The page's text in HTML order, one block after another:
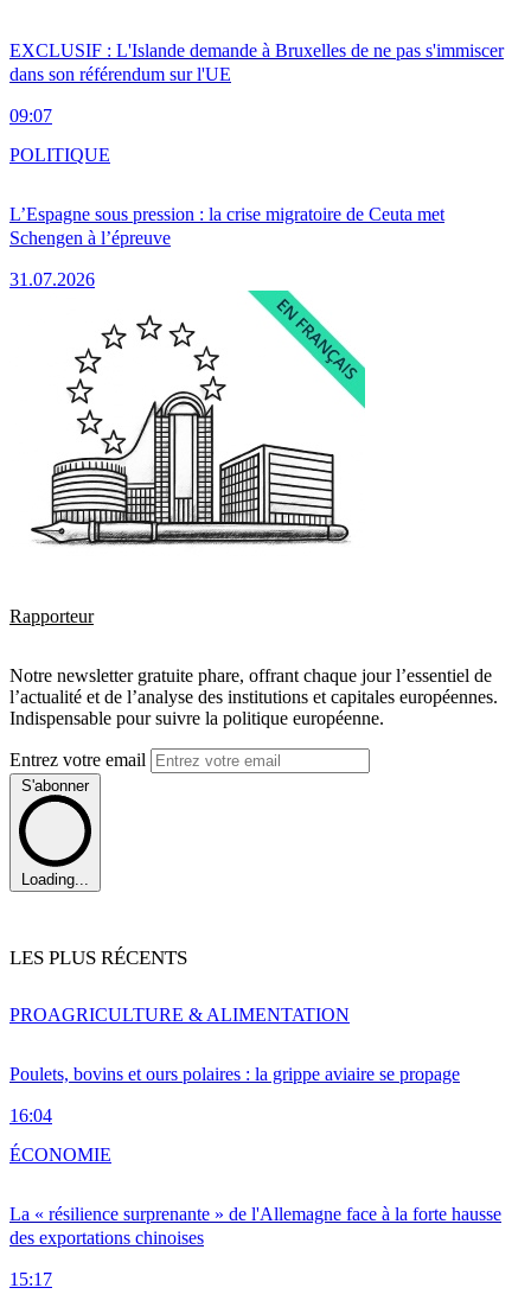
EXCLUSIF : L'Islande demande à Bruxelles de ne pas s'immiscer
dans son référendum sur l'UE
09:07
L’Espagne sous pression : la crise migratoire de Ceuta met
Schengen à l’épreuve
31.07.2026
POLITIQUE
Rapporteur
Notre newsletter gratuite phare, offrant chaque jour l’essentiel de
l’actualité et de l’analyse des institutions et capitales européennes.
Indispensable pour suivre la politique européenne.
Entrez votre email
S'abonner
Loading...
LES PLUS RÉCENTS
Poulets, bovins et ours polaires : la grippe aviaire se propage
16:04
PROAGRICULTURE & ALIMENTATION
La « résilience surprenante » de l'Allemagne face à la forte hausse
des exportations chinoises
15:17
ÉCONOMIE